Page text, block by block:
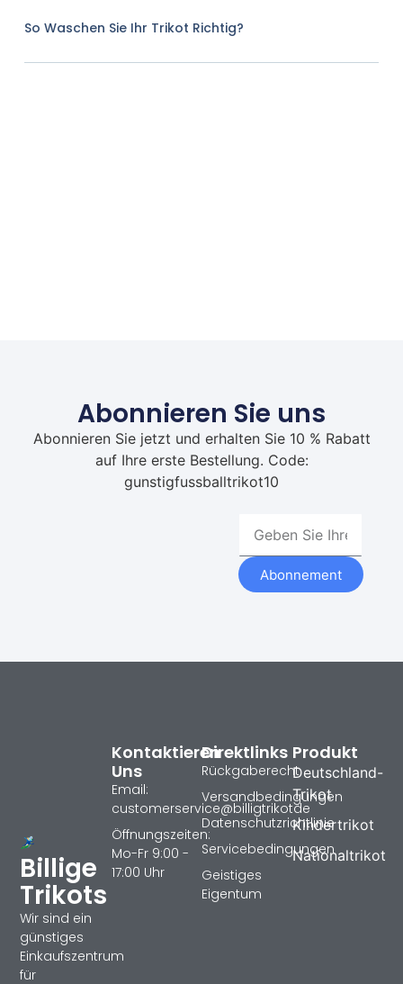
So Waschen Sie Ihr Trikot Richtig?
Abonnieren Sie uns
Abonnieren Sie jetzt und erhalten Sie 10 % Rabatt
auf Ihre erste Bestellung. Code:
gunstigfussballtrikot10
Abonnement
Billige
Trikots
Wir sind ein
günstiges
Einkaufszentrum
für
Produkt
Deutschland-
Trikot
Kindertrikot
Nationaltrikot
Direktlinks
Rückgaberecht
Versandbedingungen
Datenschutzrichtlinie
Servicebedingungen
Geistiges
Eigentum
Kontaktieren
Uns
Email:
customerservice@billigtrikotde
Öffnungszeiten:
Mo-Fr 9:00 -
17:00 Uhr